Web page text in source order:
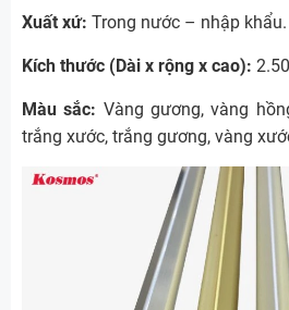
Xuất xứ: Trong nước – nhập khẩu.
Kích thước (Dài x rộng x cao):
Màu sắc: Vàng gương, vàng
trắng xước, trắng gương, vàng